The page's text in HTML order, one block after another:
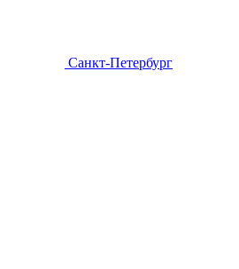
Санкт-Петербург